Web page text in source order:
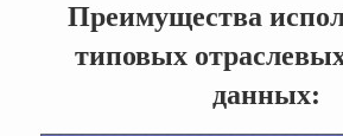
Преимущества
типовых
данных: